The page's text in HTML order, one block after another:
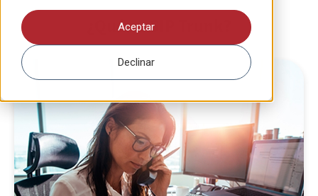
Aceptar
Declinar
¿Qué es SIP Trunk?